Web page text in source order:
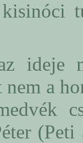
ideje
a